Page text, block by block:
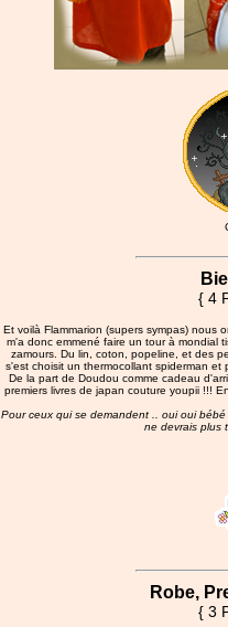
{ 4
Et voilà Flammarion (supers sympas) nous
m'a donc emmené faire un tour à mondial
zamours. Du lin, coton, popeline, et des
s'est choisit un thermocollant spiderman
De la part de Doudou comme cadeau
premiers livres de japan couture youpii !!!
Pour ceux qui se demandent .. oui oui
ne devrais plus
Robe,
{ 3